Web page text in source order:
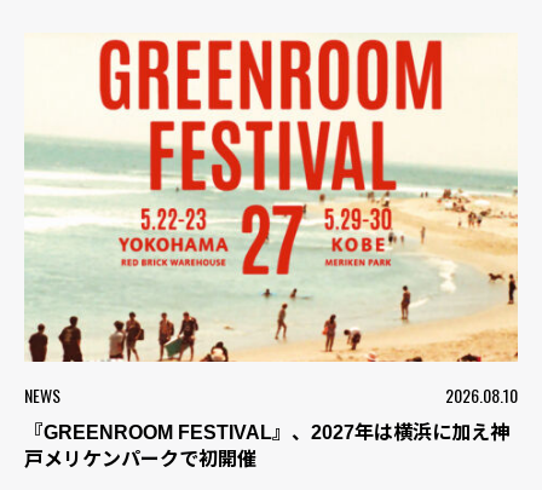
NEWS 2026.08.10
『GREENROOM FESTIVAL』、2027年は横浜に加え神
戸メリケンパークで初開催